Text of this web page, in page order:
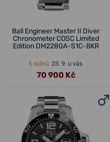
Ball Engineer Master II Diver
Chronometer COSC Limited
Edition DM2280A-S1C-BKR
6 týdnů 23. 9. u vás
70 900 Kč